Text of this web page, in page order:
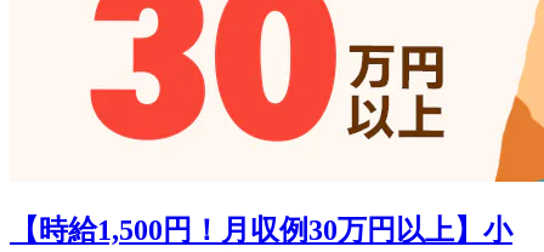
【時給1,500円！月収例30万円以上】小